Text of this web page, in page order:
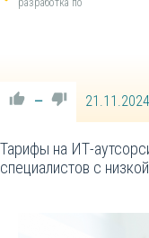
разработка по
— 21.11.2024
Тарифы на ИТ-
специалистов с